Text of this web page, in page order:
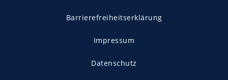
Barrierefreiheitserklärung
Impressum
Datenschutz